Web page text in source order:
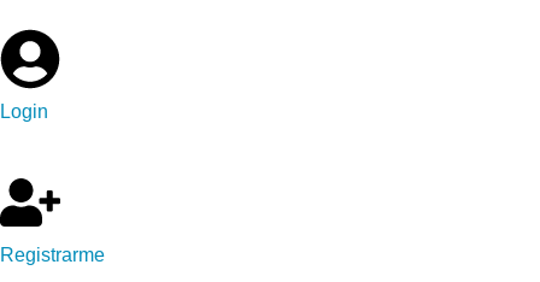
Login
Registrarme